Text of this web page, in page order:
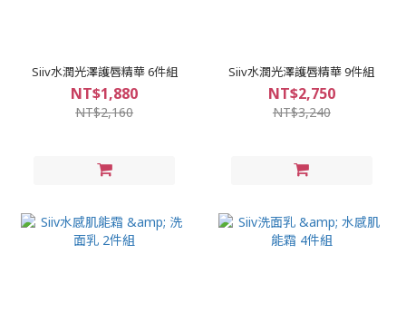
Siiv水潤光澤護唇精華 6件組
NT$1,880
NT$2,160
Siiv水潤光澤護唇精華 9件組
NT$2,750
NT$3,240